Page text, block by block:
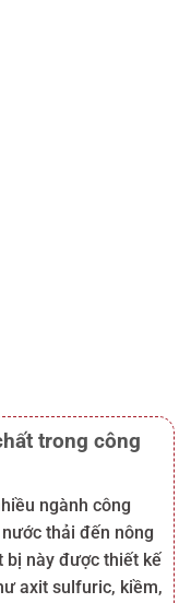
trong công
ngành công
thải đến nông
bị này được thiết kế
axit sulfuric, kiềm,